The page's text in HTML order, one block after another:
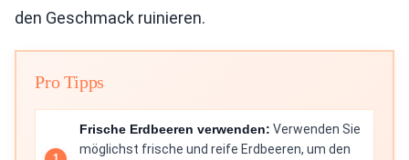
den Geschmack ruinieren.
Pro Tipps
Frische Erdbeeren verwenden: Verwenden Sie
möglichst frische und reife Erdbeeren, um den